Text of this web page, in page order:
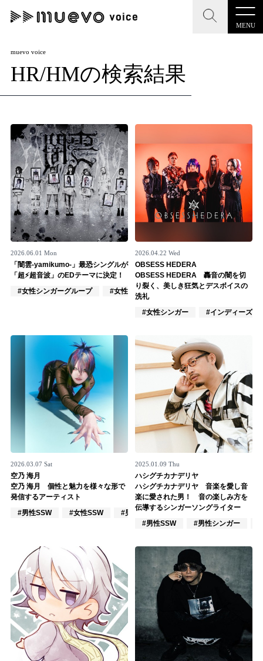
MENU
CLOSE
記事を検索する
人気ワード
#男性SSW #ポップス #女性SSW #ロック
#男性シンガー #HR/HM #女性シンガー
#ヒップホップ #男性シンガーグループ
CLOSE
muevo media
"読者の声を形にする”音楽特化メディア
MENU
記事一覧
プレスリリース一覧
会社概要
お問い合わせ
記事リクエスト
muevoクラウドファンディング
muevoコミュニティ
ぶいクラ！by muevo
ぶいコミュ！by muevo
ぶいマガ！ by muevo
muevo voice
HR/HMの検索結果
2026.06.01 Mon
「闇雲-yamikumo-」最恐シングルが
「超⚡️超音波」のEDテーマに決定！
#女性シンガーグループ
#女性アイドル #ロック
2026.04.22 Wed
OBSESS HEDERA
OBSESS HEDERA 轟音の闇を切
り裂く、美しき狂気とデスボイスの
洗礼
#女性シンガー
#インディーズ
2026.03.07 Sat
空乃 海月
空乃 海月 個性と魅力を様々な形で
発信するアーティスト
#男性SSW
#女性SSW #男性シンガー
2025.01.09 Thu
ハシグチカナデリヤ
ハシグチカナデリヤ 音楽を愛し音
楽に愛された男！ 音の楽しみ方を
伝導するシンガーソングライター
#男性SSW
#男性シンガー